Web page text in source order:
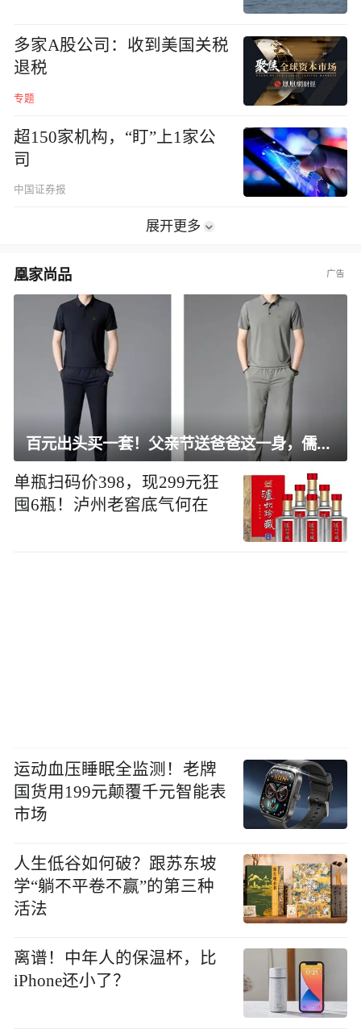
多家A股公司：收到美国关税
退税
专题
超150家机构，“盯”上1家公
司
中国证券报
展开更多
凰家尚品
百元出头买一套！父亲节送爸爸这一身，儒雅有型还凉爽
单瓶扫码价398，现299元狂
囤6瓶！泸州老窖底气何在
运动血压睡眠全监测！老牌
国货用199元颠覆千元智能表
市场
人生低谷如何破？跟苏东坡
学“躺不平卷不赢”的第三种
活法
离谱！中年人的保温杯，比
iPhone还小了？